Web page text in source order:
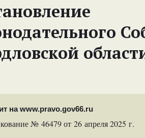
на www.pravo.gov66.ru
№ 46479 от 26 апреля 2025 г.